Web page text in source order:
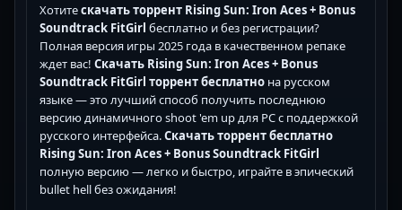
Хотитескачать торрент Rising Sun: Iron Aces + Bonus
Soundtrack FitGirl бесплатно и без регистрации?
Полная версия игры 2025 года в качественном репаке
ждет вас! Скачать Rising Sun: Iron Aces + Bonus
Soundtrack FitGirl торрент бесплатно на русском
языке — это лучший способ получить последнюю
версию динамичного shoot 'em up для PC с поддержкой
русского интерфейса.Скачать торрент бесплатно
Rising Sun: Iron Aces + Bonus Soundtrack FitGirl
полную версию — легко и быстро, играйте в эпический
bullet hell без ожидания!